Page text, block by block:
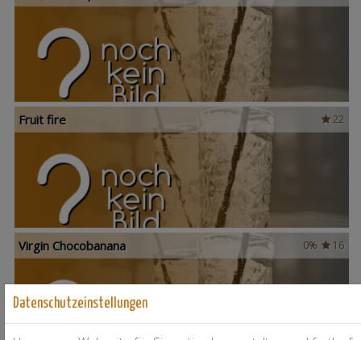
22
Fruit fire
16
0%
Virgin Chocobanana
Datenschutzeinstellungen